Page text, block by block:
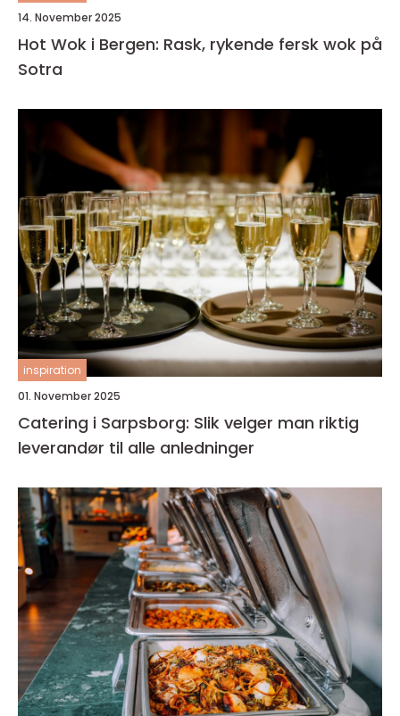
14. November 2025
Hot Wok i Bergen: Rask, rykende fersk wok på
Sotra
inspiration
01. November 2025
Catering i Sarpsborg: Slik velger man riktig
leverandør til alle anledninger